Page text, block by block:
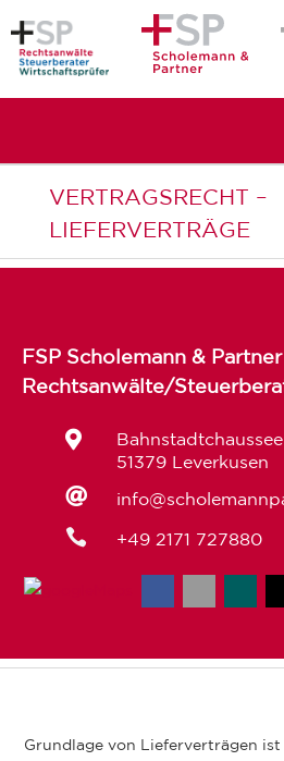
VERTRAGSRECHT –
LIEFERVERTRÄGE
FSP Scholemann &
Rechtsanwälte/

51379 Leverkusen

 +49 2171 727880
Grundlage von Lieferverträgen